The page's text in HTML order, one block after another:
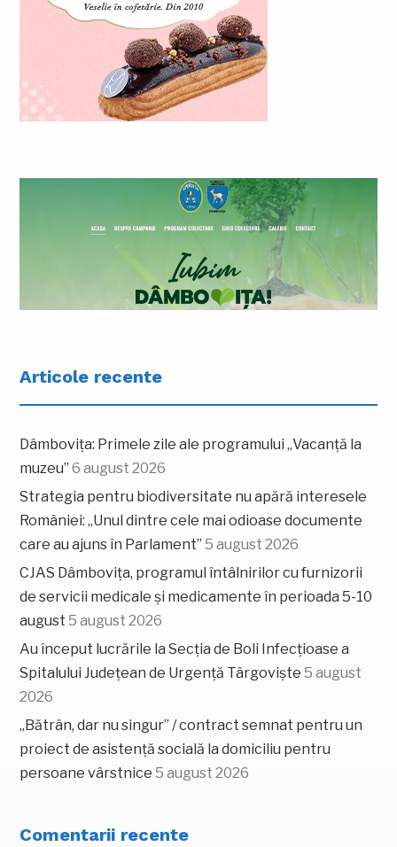
Articole recente
Dâmbovița: Primele zile ale programului „Vacanță la
muzeu” 6 august 2026
Strategia pentru biodiversitate nu apără interesele
României: „Unul dintre cele mai odioase documente
care au ajuns în Parlament” 5 august 2026
CJAS Dâmbovița, programul întâlnirilor cu furnizorii
de servicii medicale și medicamente în perioada 5-10
august 5 august 2026
Au început lucrările la Secția de Boli Infecțioase a
Spitalului Județean de Urgență Târgoviște 5 august
2026
„Bătrân, dar nu singur” / contract semnat pentru un
proiect de asistență socială la domiciliu pentru
persoane vârstnice 5 august 2026
Comentarii recente